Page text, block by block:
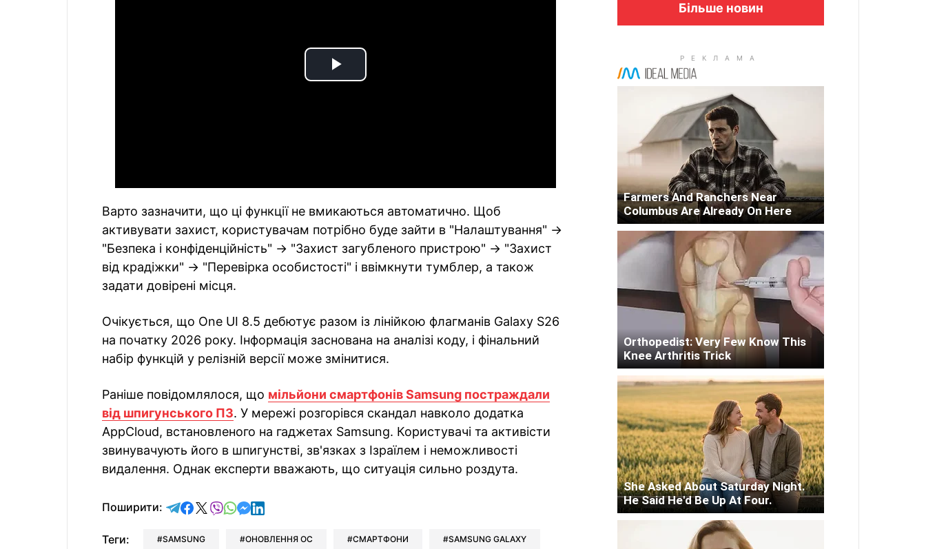
Play
Варто зазначити, що ці функції не вмикаються автоматично. Щоб
активувати захист, користувачам потрібно буде зайти в "Налаштування" ->
"Безпека і конфіденційність" -> "Захист загубленого пристрою" -> "Захист
від крадіжки" -> "Перевірка особистості" і ввімкнути тумблер, а також
задати довірені місця.
Очікується, що One UI 8.5 дебютує разом із лінійкою флагманів Galaxy S26
на початку 2026 року. Інформація заснована на аналізі коду, і фінальний
набір функцій у релізній версії може змінитися.
Раніше повідомлялося, що мільйони смартфонів Samsung постраждали
від шпигунського ПЗ. У мережі розгорівся скандал навколо додатка
AppCloud, встановленого на гаджетах Samsung. Користувачі та активісти
звинувачують його в шпигунстві, зв'язках з Ізраїлем і неможливості
видалення. Однак експерти вважають, що ситуація сильно роздута.
Поширити: відправити у Telegram
поділитись у Facebook
поділитись у X
відправити у Viber
відправити у Whatsapp
відправити у Messenger
відправити у LinkedIn
Теги: SAMSUNG ОНОВЛЕННЯ ОС СМАРТФОНИ SAMSUNG GALAXY
Більше новин
Farmers And Ranchers Near
Columbus Are Already On Here
Orthopedist: Very Few Know This
Knee Arthritis Trick
She Asked About Saturday Night.
He Said He'd Be Up At Four.